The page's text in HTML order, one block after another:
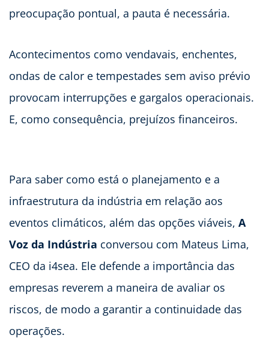
preocupação pontual, a pauta é necessária.
Acontecimentos como vendavais, enchentes,
ondas de calor e tempestades sem aviso prévio
provocam interrupções e gargalos operacionais.
E, como consequência, prejuízos financeiros.
Para saber como está o planejamento e a
infraestrutura da indústria em relação aos
eventos climáticos, além das opções viáveis, A
Voz da Indústria conversou com Mateus Lima,
CEO da i4sea. Ele defende a importância das
empresas reverem a maneira de avaliar os
riscos, de modo a garantir a continuidade das
operações.